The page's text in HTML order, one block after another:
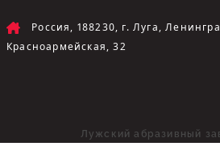
Россия, 188230, г. Луга,
Красноармейская, 32
Лужский абразивный